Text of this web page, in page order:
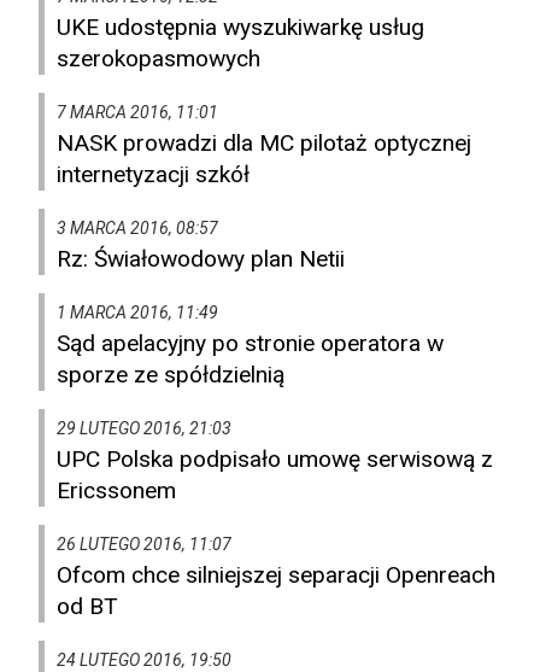
UKE udostępnia wyszukiwarkę usług
szerokopasmowych
7 MARCA 2016, 11:01
NASK prowadzi dla MC pilotaż optycznej
internetyzacji szkół
3 MARCA 2016, 08:57
Rz: Świałowodowy plan Netii
1 MARCA 2016, 11:49
Sąd apelacyjny po stronie operatora w
sporze ze spółdzielnią
29 LUTEGO 2016, 21:03
UPC Polska podpisało umowę serwisową z
Ericssonem
26 LUTEGO 2016, 11:07
Ofcom chce silniejszej separacji Openreach
od BT
24 LUTEGO 2016, 19:50